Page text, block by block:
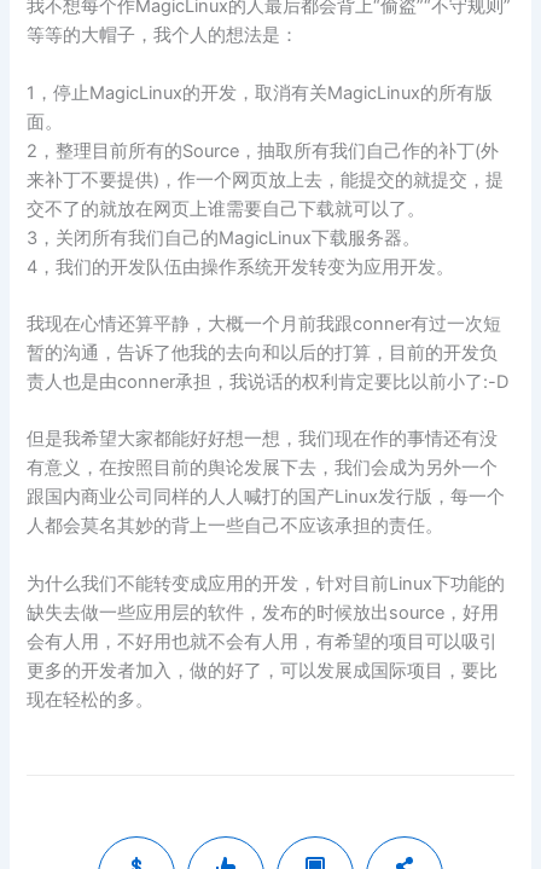
我不想每个作MagicLinux的人最后都会背上“偷盗”“不守规则”
等等的大帽子，我个人的想法是：
1，停止MagicLinux的开发，取消有关MagicLinux的所有版
面。
2，整理目前所有的Source，抽取所有我们自己作的补丁(外
来补丁不要提供)，作一个网页放上去，能提交的就提交，提
交不了的就放在网页上谁需要自己下载就可以了。
3，关闭所有我们自己的MagicLinux下载服务器。
4，我们的开发队伍由操作系统开发转变为应用开发。
我现在心情还算平静，大概一个月前我跟conner有过一次短
暂的沟通，告诉了他我的去向和以后的打算，目前的开发负
责人也是由conner承担，我说话的权利肯定要比以前小了:-D
但是我希望大家都能好好想一想，我们现在作的事情还有没
有意义，在按照目前的舆论发展下去，我们会成为另外一个
跟国内商业公司同样的人人喊打的国产Linux发行版，每一个
人都会莫名其妙的背上一些自己不应该承担的责任。
为什么我们不能转变成应用的开发，针对目前Linux下功能的
缺失去做一些应用层的软件，发布的时候放出source，好用
会有人用，不好用也就不会有人用，有希望的项目可以吸引
更多的开发者加入，做的好了，可以发展成国际项目，要比
现在轻松的多。